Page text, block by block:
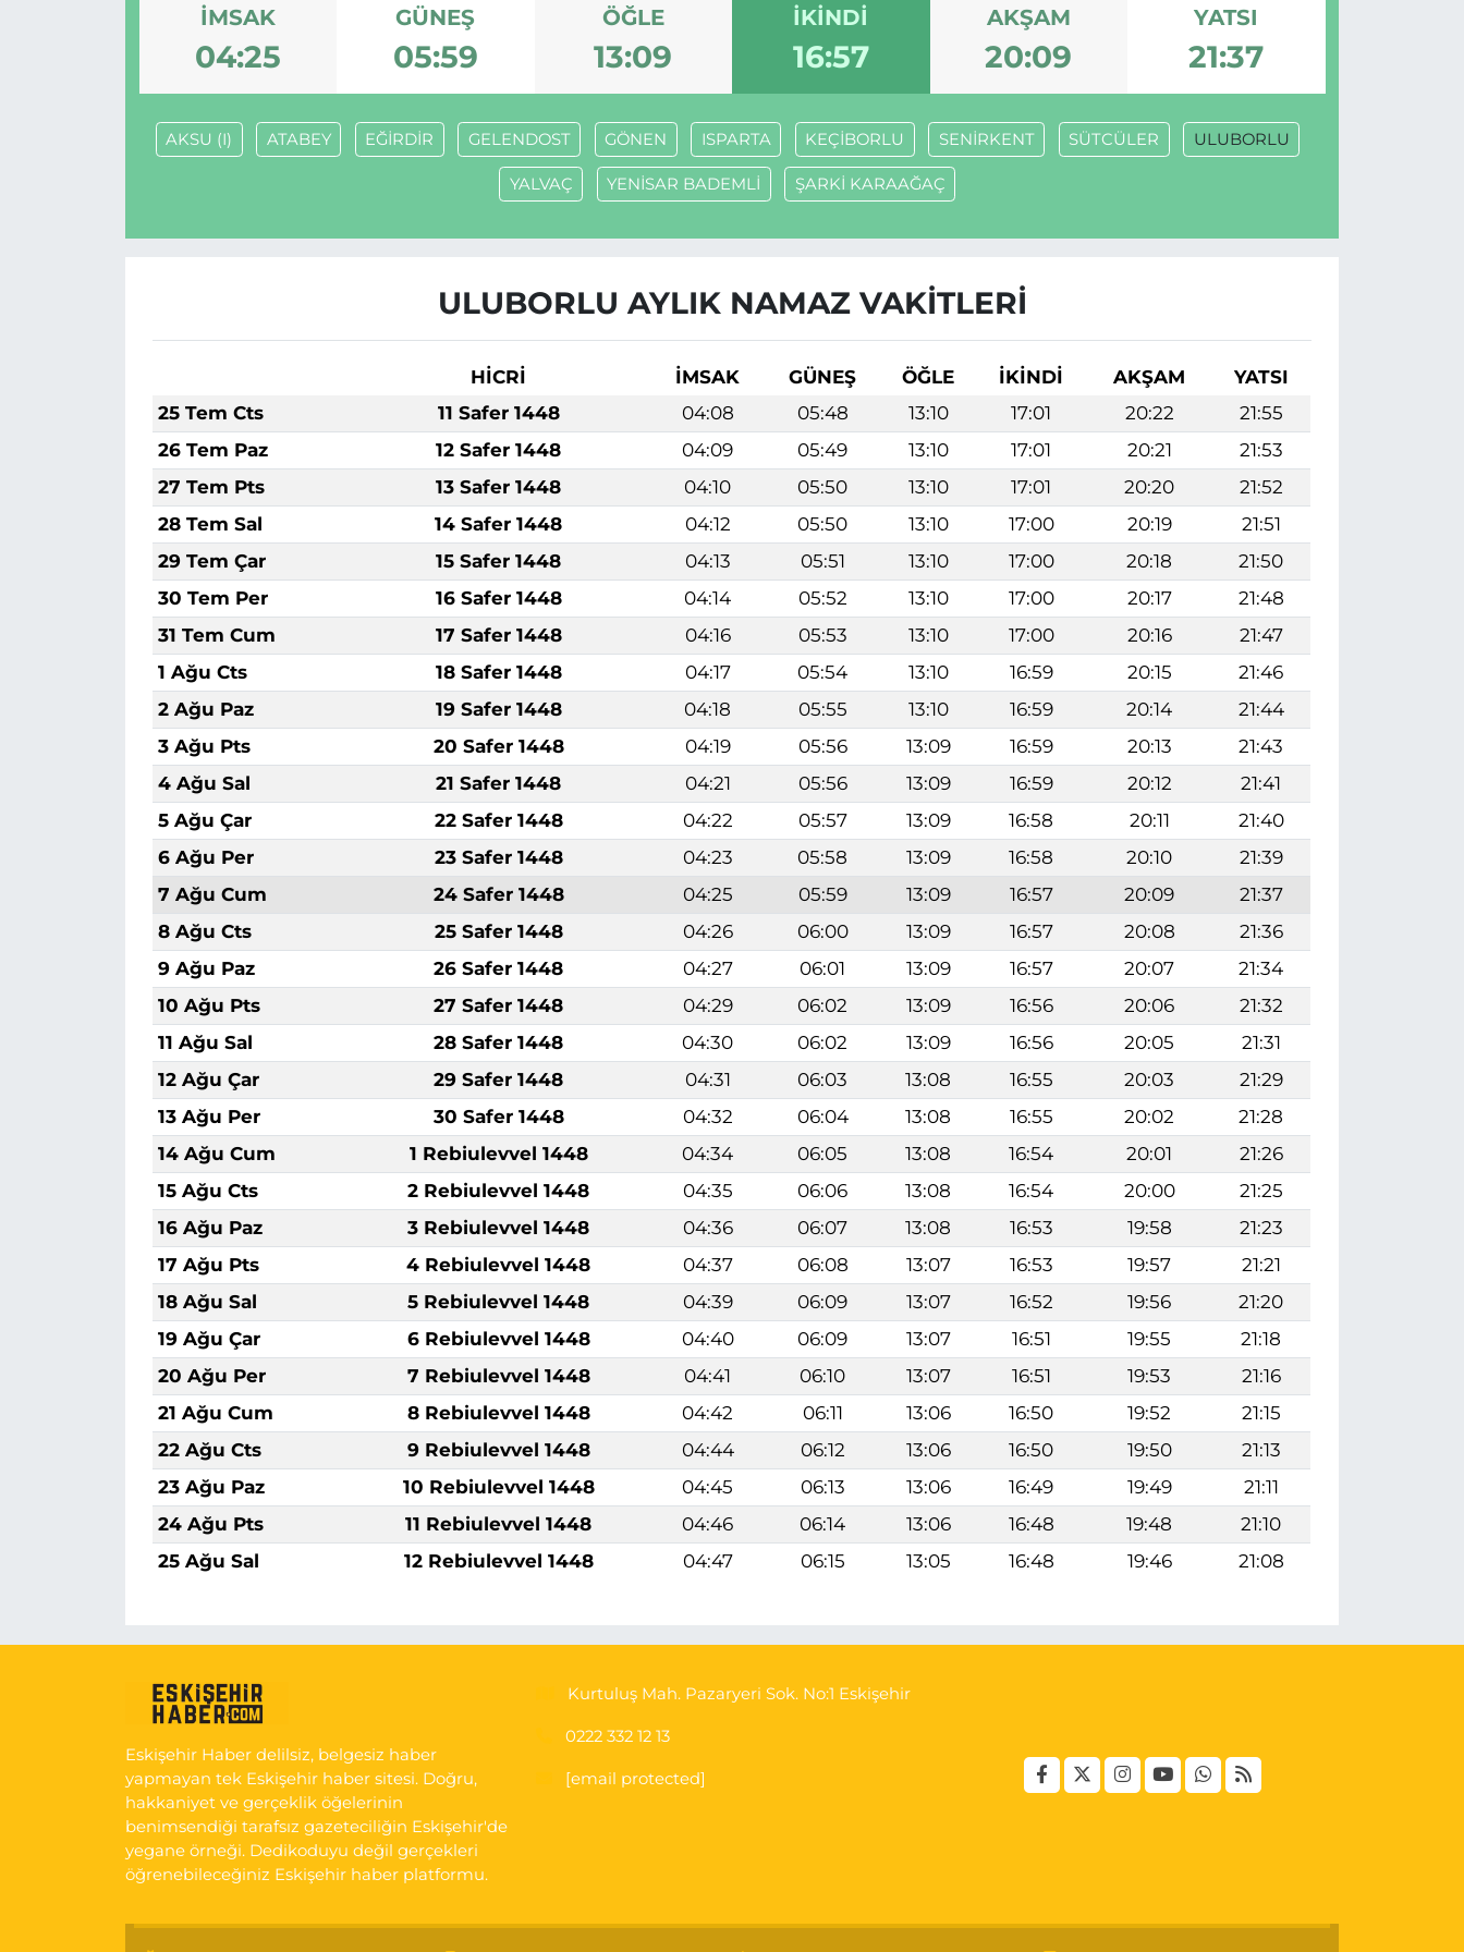
İMSAK
04:25
GÜNEŞ
05:59
ÖĞLE
13:09
İKINDI
16:57
AKŞAM
20:09
YATSI
21:37
AKSU (I) ATABEY EĞİRDİR GELENDOST GÖNEN ISPARTA KEÇİBORLU SENİRKENT SÜTCÜLER ULUBORLU
YALVAÇ YENİSAR BADEMLİ ŞARKİ KARAAĞAÇ
ULUBORLU AYLIK NAMAZ VAKITLERI
HİCRİ İMSAK GÜNEŞ ÖĞLE İKINDI AKŞAM
YATSI
25 Tem Cts
11 Safer 1448 04:08 05:48 13:10 17:01 20:22
21:55
26 Tem Paz
12 Safer 1448 04:09 05:49 13:10 17:01 20:21
21:53
27 Tem Pts
13 Safer 1448 04:10 05:50 13:10 17:01 20:20
21:52
28 Tem Sal
14 Safer 1448 04:12 05:50 13:10 17:00 20:19
21:51
29 Tem Çar
15 Safer 1448 04:13 05:51 13:10 17:00 20:18
21:50
30 Tem Per
16 Safer 1448 04:14 05:52 13:10 17:00 20:17
21:48
31 Tem Cum
17 Safer 1448 04:16 05:53 13:10 17:00 20:16
21:47
1 Ağu Cts
18 Safer 1448 04:17 05:54 13:10 16:59 20:15
21:46
2 Ağu Paz
19 Safer 1448 04:18 05:55 13:10 16:59 20:14
21:44
3 Ağu Pts
20 Safer 1448 04:19 05:56 13:09 16:59 20:13
21:43
4 Ağu Sal
21 Safer 1448 04:21 05:56 13:09 16:59 20:12
21:41
5 Ağu Çar
22 Safer 1448 04:22 05:57 13:09 16:58 20:11
21:40
6 Ağu Per
23 Safer 1448 04:23 05:58 13:09 16:58 20:10
21:39
7 Ağu Cum
24 Safer 1448 04:25 05:59 13:09 16:57 20:09
21:37
8 Ağu Cts
25 Safer 1448 04:26 06:00 13:09 16:57 20:08
21:36
9 Ağu Paz
26 Safer 1448 04:27 06:01 13:09 16:57 20:07
21:34
10 Ağu Pts
27 Safer 1448 04:29 06:02 13:09 16:56 20:06
21:32
11 Ağu Sal
28 Safer 1448 04:30 06:02 13:09 16:56 20:05
21:31
12 Ağu Çar
29 Safer 1448 04:31 06:03 13:08 16:55 20:03
21:29
13 Ağu Per
30 Safer 1448 04:32 06:04 13:08 16:55 20:02
21:28
14 Ağu Cum
1 Rebiulevvel 1448 04:34 06:05 13:08 16:54 20:01
21:26
15 Ağu Cts
2 Rebiulevvel 1448 04:35 06:06 13:08 16:54 20:00
21:25
16 Ağu Paz
3 Rebiulevvel 1448 04:36 06:07 13:08 16:53 19:58
21:23
17 Ağu Pts
4 Rebiulevvel 1448 04:37 06:08 13:07 16:53 19:57
21:21
18 Ağu Sal
5 Rebiulevvel 1448 04:39 06:09 13:07 16:52 19:56
21:20
19 Ağu Çar
6 Rebiulevvel 1448 04:40 06:09 13:07 16:51 19:55
21:18
20 Ağu Per
7 Rebiulevvel 1448 04:41 06:10 13:07 16:51 19:53
21:16
21 Ağu Cum
8 Rebiulevvel 1448 04:42 06:11 13:06 16:50 19:52
21:15
22 Ağu Cts
9 Rebiulevvel 1448 04:44 06:12 13:06 16:50 19:50
21:13
23 Ağu Paz
10 Rebiulevvel 1448 04:45 06:13 13:06 16:49 19:49
21:11
24 Ağu Pts
11 Rebiulevvel 1448 04:46 06:14 13:06 16:48 19:48
21:10
25 Ağu Sal
12 Rebiulevvel 1448 04:47 06:15 13:05 16:48 19:46 21:08
Eskişehir Haber delilsiz, belgesiz haber
yapmayan tek Eskişehir haber sitesi. Doğru,
hakkaniyet ve gerçeklik öğelerinin
benimsendiği tarafsız gazeteciliğin Eskişehir'de
yegane örneği. Dedikoduyu değil gerçekleri
öğrenebileceğiniz Eskişehir haber platformu.
Kurtuluş Mah. Pazaryeri Sok. No:1 Eskişehir
0222 332 12 13
[email protected]
ESKİŞEHİRSPOR